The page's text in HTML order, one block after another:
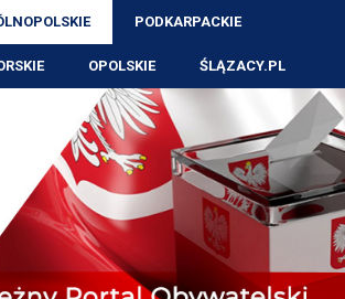
PODKARPACKIE
OPOLSKIE ŚLĄZACY.PL